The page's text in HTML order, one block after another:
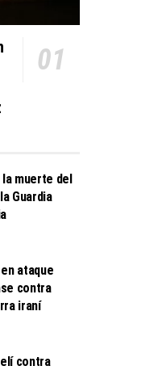
muerte del
Guardia
ataque
contra
iraní
contra